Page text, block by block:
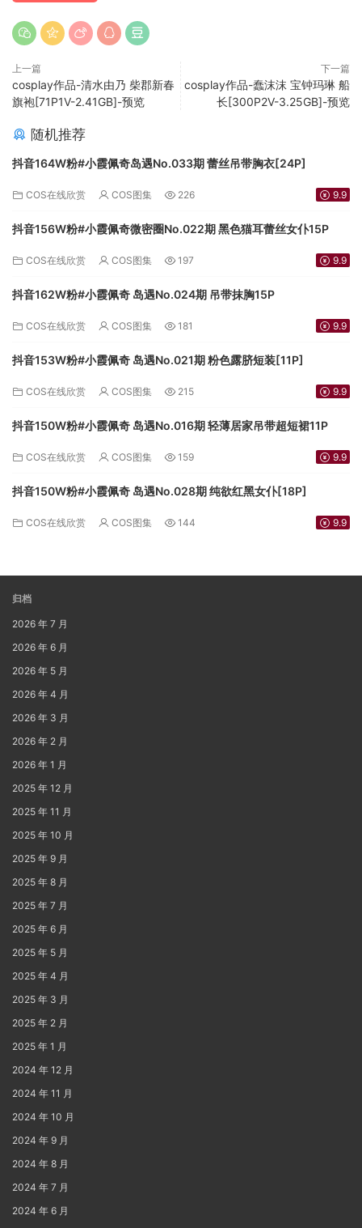
上一篇
cosplay作品-清水由乃 柴郡新春
旗袍[71P1V-2.41GB]-预览
下一篇
cosplay作品-蠢沫沫 宝钟玛琳 船
长[300P2V-3.25GB]-预览
随机推荐
抖音164W粉#小霞佩奇岛遇No.033期 蕾丝吊带胸衣[24P]
COS在线欣赏 COS图集 226 9.9
抖音156W粉#小霞佩奇微密圈No.022期 黑色猫耳蕾丝女仆15P
COS在线欣赏 COS图集 197 9.9
抖音162W粉#小霞佩奇 岛遇No.024期 吊带抹胸15P
COS在线欣赏 COS图集 181 9.9
抖音153W粉#小霞佩奇 岛遇No.021期 粉色露脐短装[11P]
COS在线欣赏 COS图集 215 9.9
抖音150W粉#小霞佩奇 岛遇No.016期 轻薄居家吊带超短裙11P
COS在线欣赏 COS图集 159 9.9
抖音150W粉#小霞佩奇 岛遇No.028期 纯欲红黑女仆[18P]
COS在线欣赏 COS图集 144 9.9
归档
2026 年 7 月
2026 年 6 月
2026 年 5 月
2026 年 4 月
2026 年 3 月
2026 年 2 月
2026 年 1 月
2025 年 12 月
2025 年 11 月
2025 年 10 月
2025 年 9 月
2025 年 8 月
2025 年 7 月
2025 年 6 月
2025 年 5 月
2025 年 4 月
2025 年 3 月
2025 年 2 月
2025 年 1 月
2024 年 12 月
2024 年 11 月
2024 年 10 月
2024 年 9 月
2024 年 8 月
2024 年 7 月
2024 年 6 月